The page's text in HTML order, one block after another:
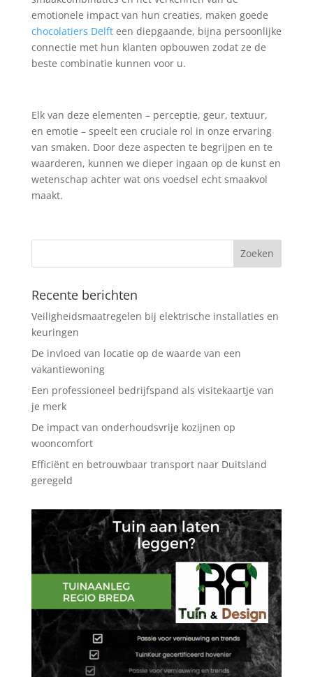
emotionele impact van hun creaties, maken goede
chocolatiers Delfteen diepgaande, bijna persoonlijke
connectie met hun klanten opbouwen zodat ze de
beste combinatie kunnen voor u.
Elk van deze elementen – perceptie, geur, textuur,
en emotie – speelt een cruciale rol in onze ervaring
van smaken. Door deze aspecten te begrijpen en te
waarderen, kunnen we dieper ingaan op de kunst en
wetenschap achter wat ons voedsel echt smaakvol
maakt.
Recente berichten
Veiligheidsmaatregelen bij elektrische installaties en
keuringen
De invloed van locatie op de waarde van een
vakantiewoning
Een professioneel bedrijfspand als visitekaartje van
je merk
De impact van onderhoudsvrije kozijnen op
wooncomfort
Efficiënt en betrouwbaar transport naar Duitsland
geregeld